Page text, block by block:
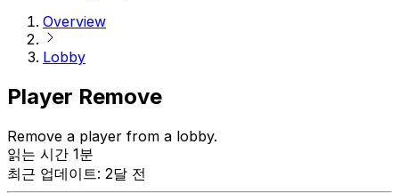
Overview
Lobby
Player Remove
Remove a player from a lobby.
읽는 시간 1분
최근 업데이트: 2달 전